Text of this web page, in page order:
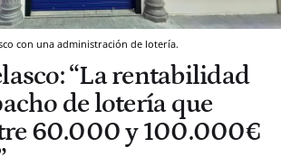
con una administración de lotería.
“La rentabilidad
de lotería que
60.000 y 100.000€